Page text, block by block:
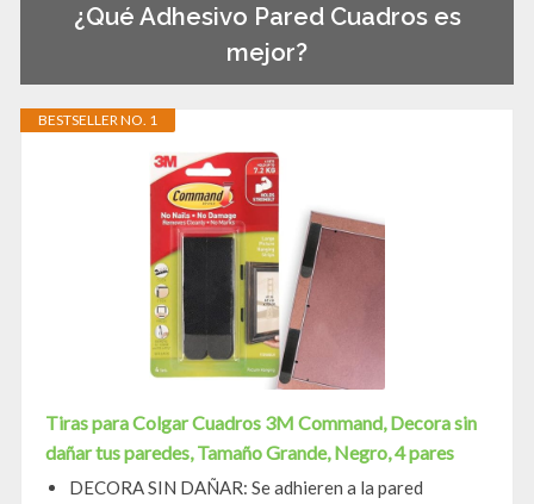
¿Qué Adhesivo Pared Cuadros es
mejor?
BESTSELLER NO. 1
Tiras para Colgar Cuadros 3M Command, Decora sin
dañar tus paredes, Tamaño Grande, Negro, 4 pares
DECORA SIN DAÑAR: Se adhieren a la pared